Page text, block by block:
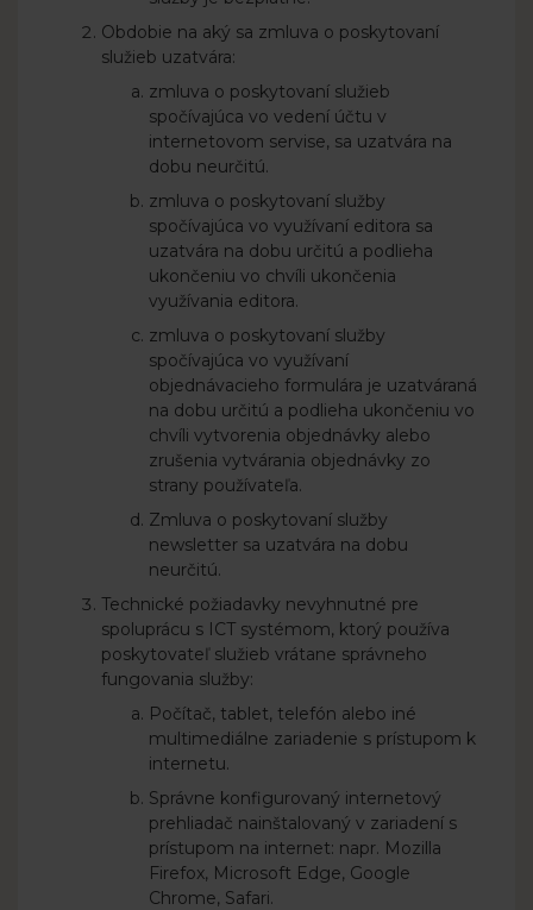
Obdobie na aký sa zmluva o poskytovaní
služieb uzatvára:
zmluva o poskytovaní služieb
spočívajúca vo vedení účtu v
internetovom servise, sa uzatvára na
dobu neurčitú.
zmluva o poskytovaní služby
spočívajúca vo využívaní editora sa
uzatvára na dobu určitú a podlieha
ukončeniu vo chvíli ukončenia
využívania editora.
zmluva o poskytovaní služby
spočívajúca vo využívaní
objednávacieho formulára je uzatváraná
na dobu určitú a podlieha ukončeniu vo
chvíli vytvorenia objednávky alebo
zrušenia vytvárania objednávky zo
strany používateľa.
Zmluva o poskytovaní služby
newsletter sa uzatvára na dobu
neurčitú.
Technické požiadavky nevyhnutné pre
spoluprácu s ICT systémom, ktorý používa
poskytovateľ služieb vrátane správneho
fungovania služby:
Počítač, tablet, telefón alebo iné
multimediálne zariadenie s prístupom k
internetu.
Správne konfigurovaný internetový
prehliadač nainštalovaný v zariadení s
prístupom na internet: napr. Mozilla
Firefox, Microsoft Edge, Google
Chrome, Safari.